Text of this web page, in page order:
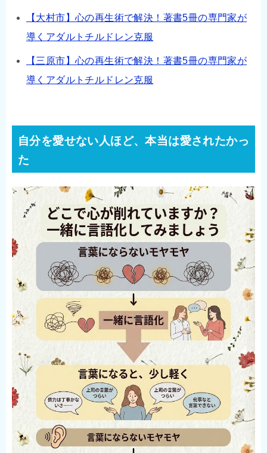
【大村市】心の再生術で解決！著書5冊の専門家が
導くアダルトチルドレン克服
【三原市】心の再生術で解決！著書5冊の専門家が
導くアダルトチルドレン克服
自分を愛せない人ほど、本当は愛されたかっ
た